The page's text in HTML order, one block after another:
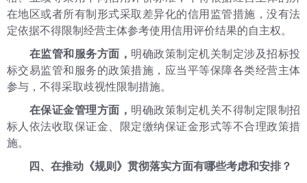
在地区或者所有制形式采取差异化的信用监管措施，没有法
定依据不得限制经营主体参考使用信用评价结果的自主权。
在监管和服务方面， 明确政策制定机关制定涉及招标投
标交易监管和服务的政策措施，应当平等保障各类经营主体
参与，不得采取歧视性限制措施。
在保证金管理方面， 明确政策制定机关不得制定限制招
标人依法收取保证金、限定缴纳保证金形式等不合理政策措
施。
四、在推动《规则》贯彻落实方面有哪些考虑和安排？